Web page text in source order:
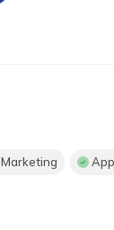
Marketing App